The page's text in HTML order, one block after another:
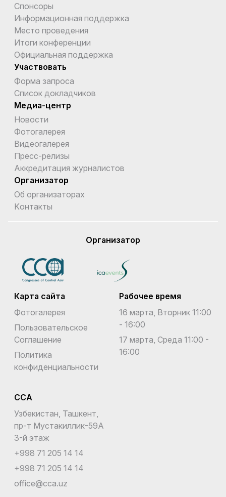
Спонсоры
Информационная поддержка
Место проведения
Итоги конференции
Официальная поддержка
Участвовать
Форма запроса
Список докладчиков
Медиа-центр
Новости
Фотогалерея
Видеогалерея
Пресс-релизы
Аккредитация журналистов
Организатор
Об организаторах
Kонтакты
Организатор
Карта сайта
Фотогалерея
Пользовательское
Соглашение
Политика
конфиденциальности
Рабочее время
16 марта, Вторник 11:00
- 16:00
17 марта, Среда 11:00 -
16:00
CCA
Узбекистан, Ташкент,
пр-т Мустакиллик-59A
3-й этаж
+998 71 205 14 14
+998 71 205 14 14
office@cca.uz